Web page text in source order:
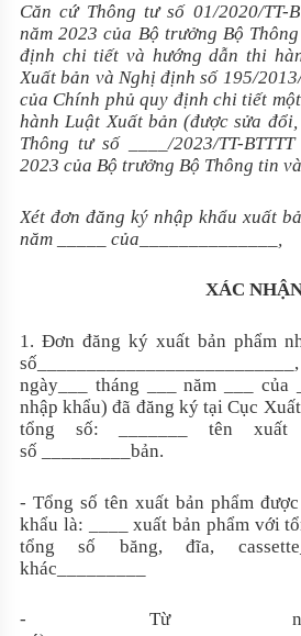
Căn cứ Thông tư số 01/2020/TT-
năm 2023 của Bộ trưởng Bộ
định chi tiết và hướng dẫn thi
Xuất bản và Nghị định số 195/
của Chính phủ quy định chi tiết
hànhLuật Xuất bản (được sửa
Thông tư số ____/2023/TT-
2023 của Bộ trưởng Bộ Thông tin
Xét đơn đăng ký nhập khẩu xuất
năm
của
XÁC
1. Đơn đăng ký xuất bản phẩm
số
,
ngày
tháng năm của
nhập khẩu) đã đăng ký tại Cục
tổng số:
tên xuất
số
bản.
- Tổng số tên xuất bản phẩm
khẩu là:
xuất bản phẩm với
tổng số băng, đĩa, cassette
khác
- Từ